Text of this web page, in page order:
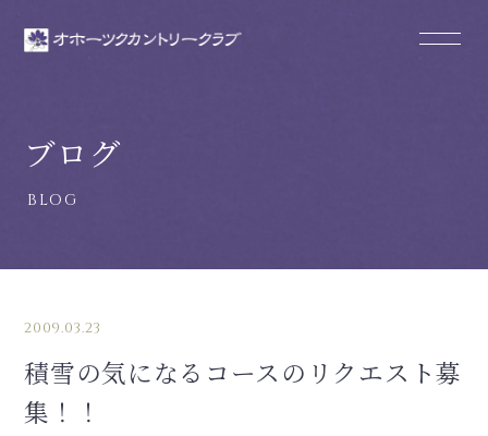
ブログ
2009.03.23
積雪の気になるコースのリクエスト募
集！！